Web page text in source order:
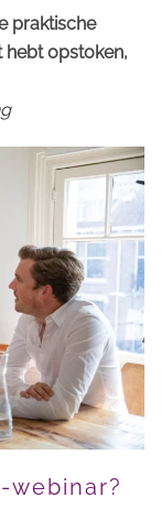
praktische
hebt opstoken,